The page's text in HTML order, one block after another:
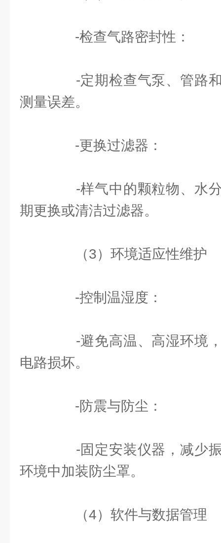
-检查气路密封性：
-定期检查气泵、管路和
测量误差。
-更换过滤器：
-样气中的颗粒物、水分
期更换或清洁过滤器。
（3）环境适应性维护
-控制温湿度：
-避免高温、高湿环境，
电路损坏。
-防震与防尘：
-固定安装仪器，减少振
环境中加装防尘罩。
（4）软件与数据管理